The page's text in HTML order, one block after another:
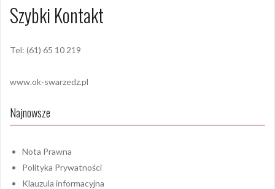
Szybki Kontakt
Tel: (61) 65 10 219
www.ok-swarzedz.pl
Najnowsze
Nota Prawna
Polityka Prywatności
Klauzula informacyjna